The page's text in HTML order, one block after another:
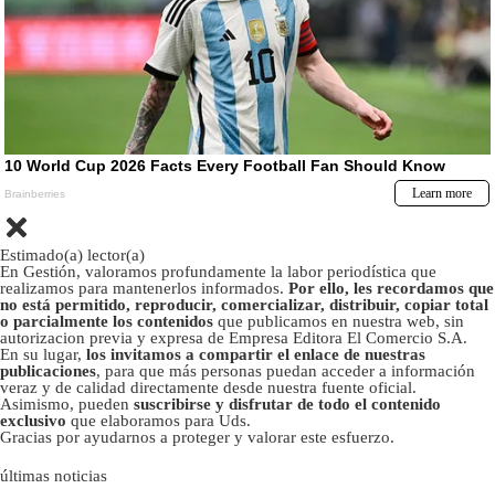
Estimado(a) lector(a)
En Gestión, valoramos profundamente la labor periodística que
realizamos para mantenerlos informados. Por ello, les recordamos que
no está permitido, reproducir, comercializar, distribuir, copiar total
o parcialmente los contenidos que publicamos en nuestra web, sin
autorizacion previa y expresa de Empresa Editora El Comercio S.A.
En su lugar, los invitamos a compartir el enlace de nuestras
publicaciones, para que más personas puedan acceder a información
veraz y de calidad directamente desde nuestra fuente oficial.
Asimismo, pueden suscribirse y disfrutar de todo el contenido
exclusivo que elaboramos para Uds.
Gracias por ayudarnos a proteger y valorar este esfuerzo.
últimas noticias